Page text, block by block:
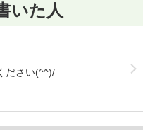
いた人
ださい(^^)/